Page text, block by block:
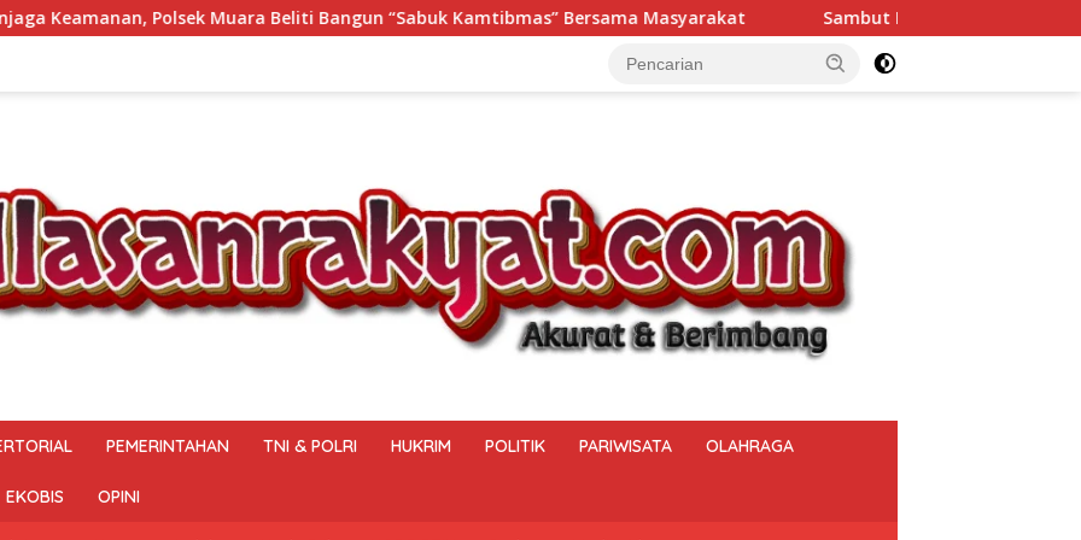
Beliti Bangun “Sabuk Kamtibmas” Bersama Masyarakat Sambut HUT ke-81 RI, Polsek Muara Beliti Iptu Miming
PEMERINTAHAN TNI & POLRI HUKRIM POLITIK PARIWISATA OLAHRAGA
EKOBIS OPINI